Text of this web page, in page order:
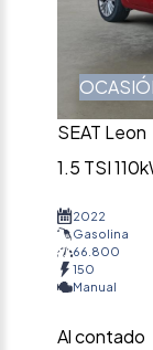
SEAT Leon
1.5 TSI
2022
Gasolina
66.800
150
Manual
Al contado